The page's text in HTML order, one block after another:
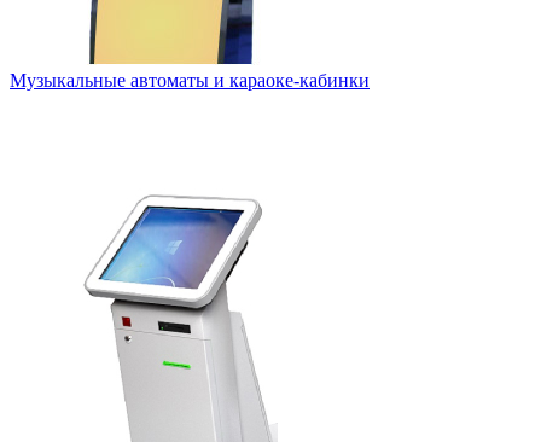
Музыкальные автоматы и караоке-кабинки